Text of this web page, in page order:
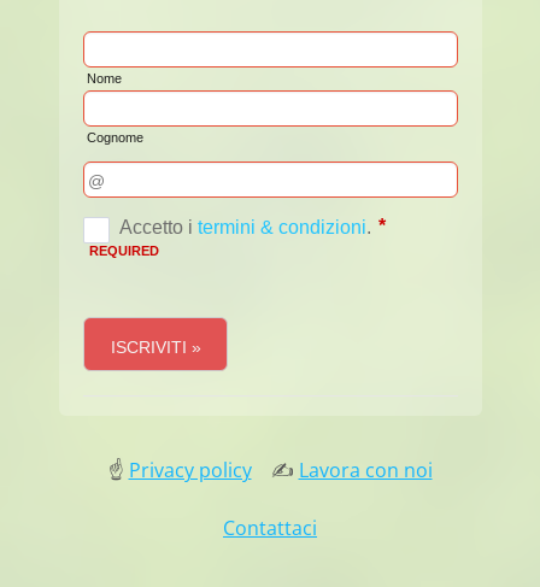
☝ Privacy policy✍ Lavora con noi
Contattaci